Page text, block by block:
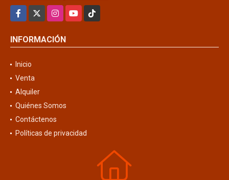
Facebook
InstagramYouTubeTikTok
INFORMACIÓN
Inicio
Venta
Alquiler
Quiénes Somos
Contáctenos
Políticas de privacidad